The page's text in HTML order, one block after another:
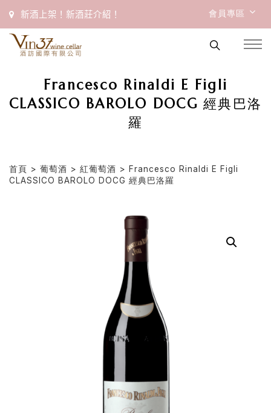
新酒上架！新酒莊介紹！ 會員專區
Francesco Rinaldi E Figli
CLASSICO BAROLO DOCG 經典巴洛
羅
首頁 > 葡萄酒 > 紅葡萄酒 > Francesco Rinaldi E Figli
CLASSICO BAROLO DOCG 經典巴洛羅